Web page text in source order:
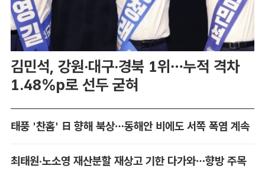
김민석, 강원·대구·경북 1위…누적 격차
1.48%p로 선두 굳혀
태풍 '찬홈' 日 향해 북상…동해안 비에도 서쪽 폭염 계속
최태원·노소영 재산분할 재상고 기한 다가와…향방 주목